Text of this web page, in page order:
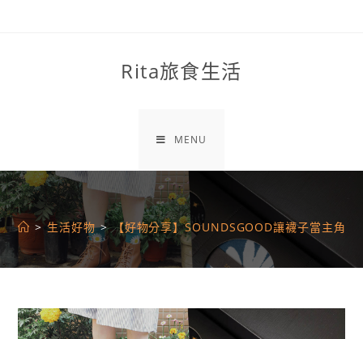
Rita旅食生活
MENU
> 生活好物 > 【好物分享】SOUNDSGOOD讓襪子當主角